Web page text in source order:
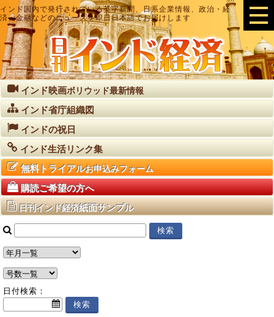
インド国内で発行されている英字新聞、日系企業情報、政治・経
済・金融などのニュースを即日日本語でお届けします
インド映画ボリウッド最新情報
インド省庁組織図
インドの祝日
インド生活リンク集
無料トライアルお申込みフォーム
購読ご希望の方へ
日刊インド経済紙面サンプル
日付検索：